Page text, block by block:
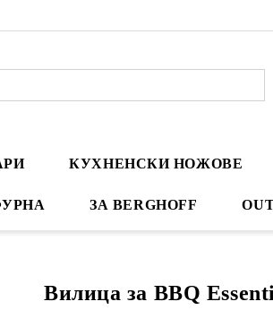
КУХНЕНСКИ НОЖОВЕ
ЗА BERGHOFF
Вилица за BBQ